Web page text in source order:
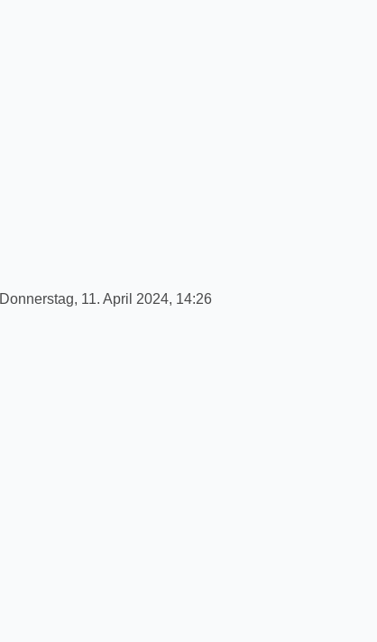
Donnerstag, 11. April 2024, 14:26